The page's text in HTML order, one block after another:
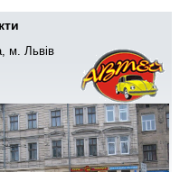
м. Львів